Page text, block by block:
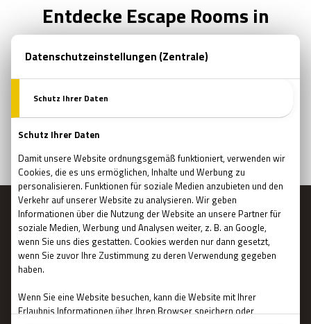
Entdecke Escape Rooms in
anderen Städten!
ESCAPE ROOMS IN WIEN
Schau die neuesten und besten Escape Rooms
in Wien!
MENÜ
Hauptseite
Geschenkgutschein
Reservierung und Preise
WAS IST EIN ESCAPE ROOM?